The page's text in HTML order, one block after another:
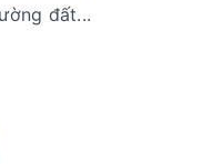
đất...